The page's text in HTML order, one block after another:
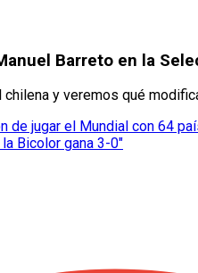
Barreto en la
y veremos qué
de jugar el Mundial con 64
Bicolor gana 3-0"